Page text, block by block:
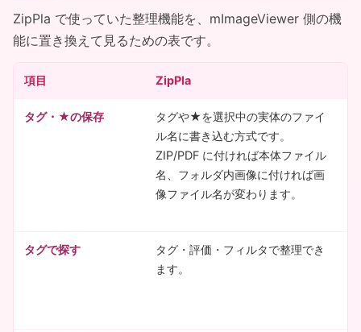
ZipPla で使っていた整理機能を、mImageViewer 側の機
能に置き換えて見るための表です。
項目 ZipPla
タグ・★の保存
タグや★を選択中の実体のファイ
ル名に書き込む方式です。
ZIP/PDF に付ければ本体ファイル
名、フォルダ内画像に付ければ画
像ファイル名が変わります。
タグで探す
タグ・評価・フィルタで整理でき
ます。